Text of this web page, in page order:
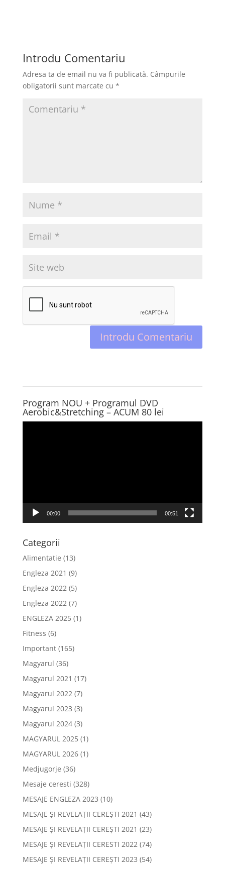
b
o
o
d
o
n
a
z
ă
Introdu Comentariu
Adresa ta de email nu va fi publicată. Câmpurile
obligatorii sunt marcate cu *
Program NOU + Programul DVD
Aerobic&Stretching – ACUM 80 lei
00:00 00:51
Categorii
Alimentatie (13)
Engleza 2021 (9)
Engleza 2022(5)
Engleza 2022(7)
ENGLEZA 2025(1)
Fitness (6)
Important(165)
Magyarul (36)
Magyarul 2021 (17)
Magyarul 2022(7)
Magyarul 2023 (3)
Magyarul 2024(3)
MAGYARUL 2025(1)
MAGYARUL 2026(1)
Medjugorje (36)
Mesaje ceresti (328)
MESAJE ENGLEZA 2023 (10)
MESAJE ȘI REVELAȚII CEREȘTI 2021 (43)
MESAJE ȘI REVELAȚII CEREȘTI 2021 (23)
MESAJE ȘI REVELAȚII CERESTI 2022(74)
MESAJE ȘI REVELAȚII CEREȘTI 2023 (54)